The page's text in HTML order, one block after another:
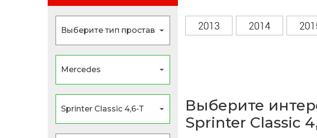
2013 2014
Выберите
Sprinter Classic